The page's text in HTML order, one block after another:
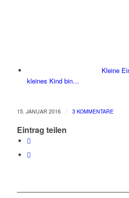
Kleine
kleines Kind bin…
15. JANUAR 2016 / 3 KOMMENTARE
Eintrag teilen